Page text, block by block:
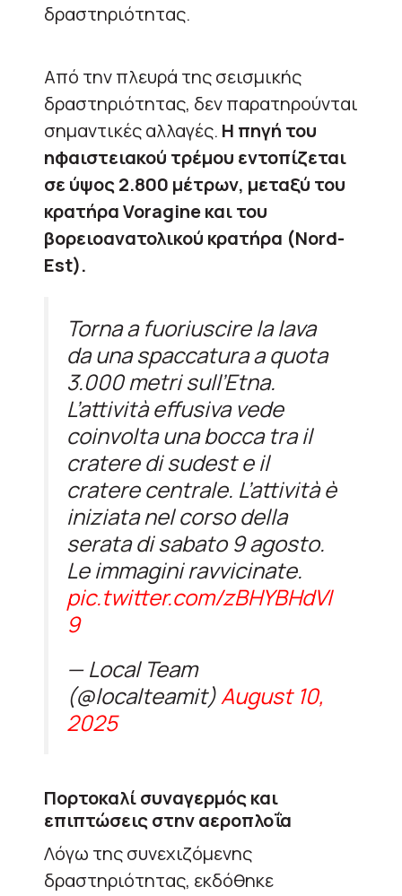
δραστηριότητας.
Από την πλευρά της σεισμικής
δραστηριότητας, δεν παρατηρούνται
σημαντικές αλλαγές. Η πηγή του
ηφαιστειακού τρέμου εντοπίζεται
σε ύψος 2.800 μέτρων, μεταξύ του
κρατήρα Voragine και του
βορειοανατολικού κρατήρα (Nord-
Est).
Torna a fuoriuscire la lava
da una spaccatura a quota
3.000 metri sull’Etna.
L’attività effusiva vede
coinvolta una bocca tra il
cratere di sudest e il
cratere centrale. L’attività è
iniziata nel corso della
serata di sabato 9 agosto.
Le immagini ravvicinate.
pic.twitter.com/zBHYBHdVI
9
— Local Team
(@localteamit)August 10,
2025
Πορτοκαλί συναγερμός και
επιπτώσεις στην αεροπλοΐα
Λόγω της συνεχιζόμενης
δραστηριότητας, εκδόθηκε